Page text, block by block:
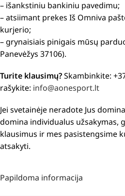
– išankstiniu bankiniu pavedimu;
– atsiimant prekes Iš Omniva
kurjerio;
– grynaisiais pinigais mūsų
Panevėžys 37106).
Turite klausimų?Skambinkite:
rašykite: info@aonesport.lt
Jei svetainėje neradote Jus
domina individualus užsakymas,
klausimus ir mes pasistengsime
atsakyti.
Papildoma informacija